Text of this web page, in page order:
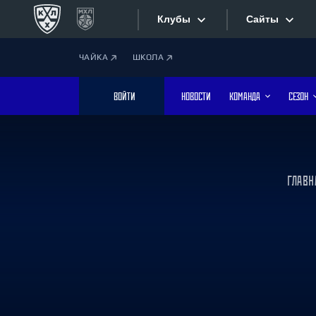
Клубы
Дивизион Боброва
Лада
Сайты
ЧАЙКА ШКОЛА
ВОЙТИ НОВОСТИ КОМАНДА СЕЗОН